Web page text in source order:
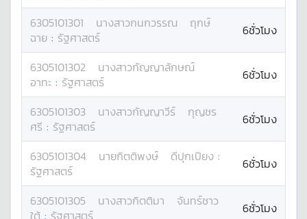
6305101301 นางสาวกนกวรรณ
ฤกษ์
ฉาย : รัฐศาสตร์ 6ชั่วโมง
6305101302 นางสาวกัญญาลักษณ์
อาทะ : รัฐศาสตร์ 6ชั่วโมง
6305101303 นางสาวกัญญาวีร์
กุญชร
ศรี : รัฐศาสตร์ 6ชั่วโมง
6305101304 นายกิตติพงษ์ ดีปุกเปียง :
รัฐศาสตร์
6ชั่วโมง
6305101305 นางสาวกิตติมา
จันทร์ชาว
ใต้ : รัฐศาสตร์ 6ชั่วโมง